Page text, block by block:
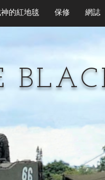
的紅地毯 保修 網誌